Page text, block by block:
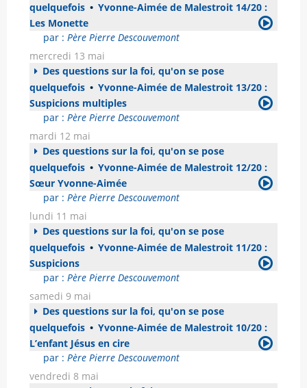
quelquefois • Yvonne-Aimée de Malestroit 14/20 :
Les Monette
par : Père Pierre Descouvemont
mercredi 13 mai
Des questions sur la foi, qu'on se pose
quelquefois • Yvonne-Aimée de Malestroit 13/20 :
Suspicions multiples
par : Père Pierre Descouvemont
mardi 12 mai
Des questions sur la foi, qu'on se pose
quelquefois • Yvonne-Aimée de Malestroit 12/20 :
Sœur Yvonne-Aimée
par : Père Pierre Descouvemont
lundi 11 mai
Des questions sur la foi, qu'on se pose
quelquefois • Yvonne-Aimée de Malestroit 11/20 :
Suspicions
par : Père Pierre Descouvemont
samedi 9 mai
Des questions sur la foi, qu'on se pose
quelquefois • Yvonne-Aimée de Malestroit 10/20 :
L’enfant Jésus en cire
par : Père Pierre Descouvemont
vendredi 8 mai